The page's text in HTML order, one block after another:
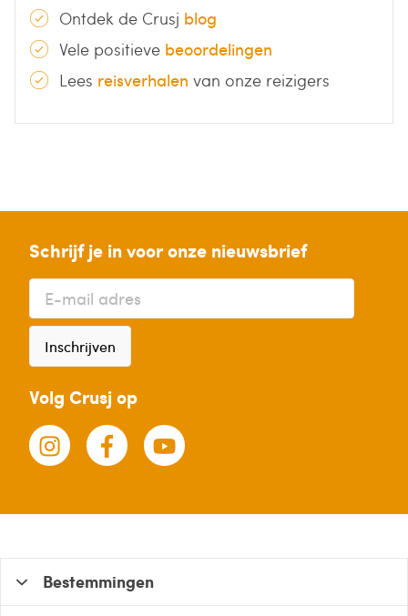
Ontdek de Crusj blog
Vele positieve beoordelingen
Lees reisverhalen van onze reizigers
Schrijf je in voor onze nieuwsbrief
Inschrijven
Volg Crusj op
Bestemmingen